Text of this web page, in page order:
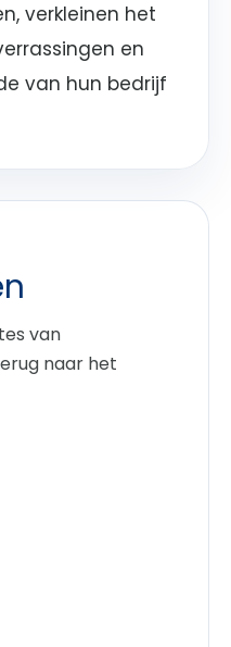
verkleinen het
en
van hun bedrijf
van
naar het